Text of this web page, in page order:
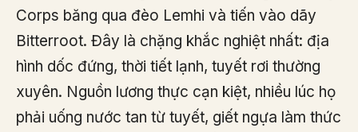
Corps băng qua đèo Lemhi và tiến vào dãy
Bitterroot. Đây là chặng khắc nghiệt nhất: địa
hình dốc đứng, thời tiết lạnh, tuyết rơi thường
xuyên. Nguồn lương thực cạn kiệt, nhiều lúc họ
phải uống nước tan từ tuyết, giết ngựa làm thức